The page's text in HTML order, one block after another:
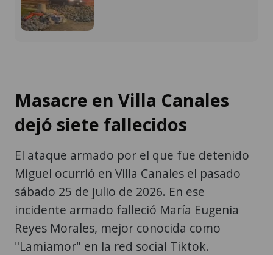
Masacre en Villa Canales
dejó siete fallecidos
El ataque armado por el que fue detenido
Miguel ocurrió en Villa Canales el pasado
sábado 25 de julio de 2026. En ese
incidente armado falleció María Eugenia
Reyes Morales, mejor conocida como
"Lamiamor" en la red social Tiktok.